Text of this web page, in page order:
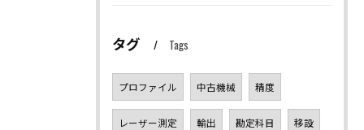
タグ Tags
プロファイル 中古機械 精度
レーザー測定 輸出 勘定科目 移設